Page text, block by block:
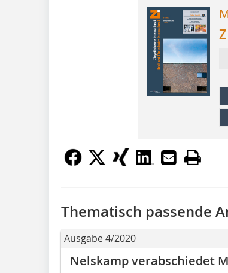
Thematisch passende
Ausgabe 4/2020
Nelskamp verabschiedet